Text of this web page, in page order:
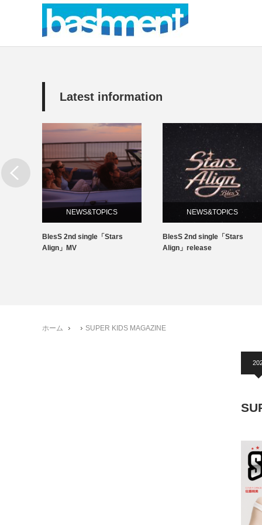
Latest information
NEWS&TOPICS
BlesS 2nd single「Stars
Align」MV
NEWS&TOPICS
BlesS 2nd single「Stars
Align」release
ホーム SUPER KIDS MAGAZINE